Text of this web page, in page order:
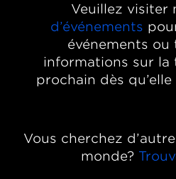
Veuillez visiter
d’événements
événements ou
informations sur la
prochain dès
Vous cherchez
monde?